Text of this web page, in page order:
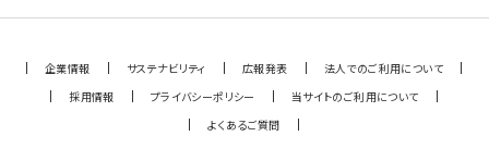
企業情報 サステナビリティ 広報発表
法人でのご利用について
採用情報
プライバシーポリシー
当サイトのご利用について
よくあるご質問